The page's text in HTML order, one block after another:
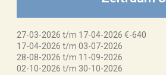
27-03-2026 t/m 17-04-2026 €-640
17-04-2026 t/m 03-07-2026
28-08-2026 t/m 11-09-2026
02-10-2026 t/m 30-10-2026